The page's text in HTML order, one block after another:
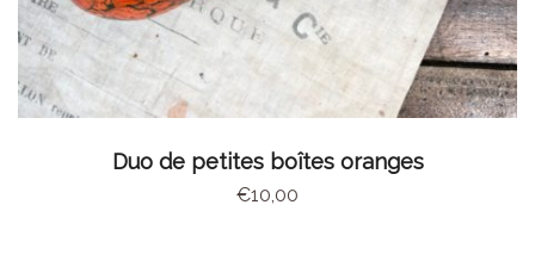
AJOUTER AU PANIER
Duo de petites boîtes oranges
€10,00